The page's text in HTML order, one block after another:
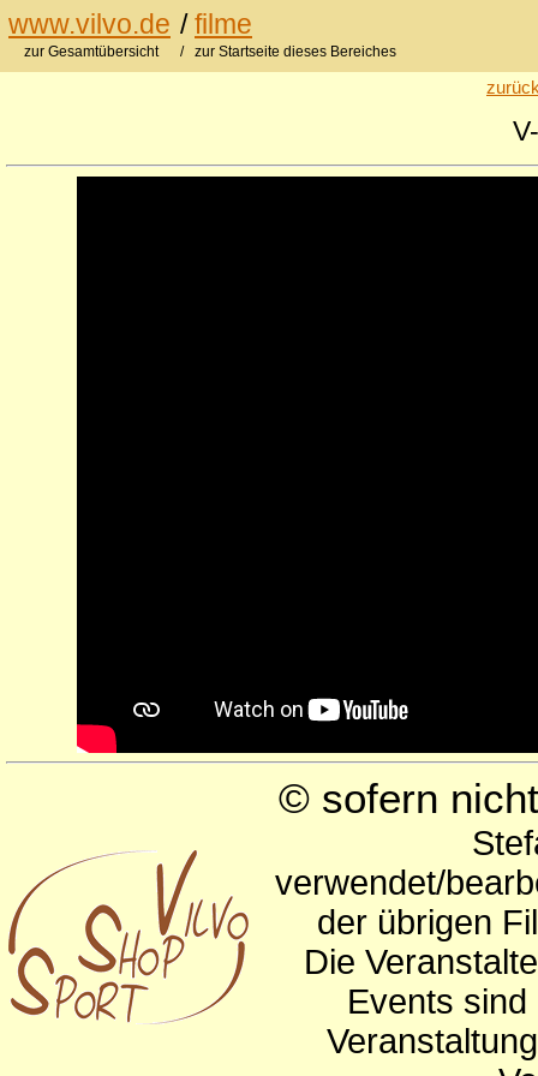
www.vilvo.de /filme
zur Gesamtübersicht / zur Startseite dieses Bereiches
© sofern
verwendet/
der übrigen
Die
Events